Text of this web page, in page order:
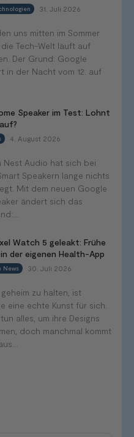
31. Juli 2026
uns mitten im Sommer
die Tech-Welt läuft auf
Der Grund: Google
in der Nacht vom 12. auf
Speaker im Test: Lohnt
4. August 2026
Nest Audio hat sich bei
Speakern lange nichts
Mit dem neuen Google
ändert sich das
Watch 5 geleakt: Frühe
der eigenen Health-App
News 30. Juli 2026
zu halten, ist
eine echte Kunst für sich.
alles, um ihre Designs
doch manchmal kommt